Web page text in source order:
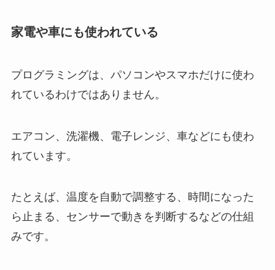
家電や車にも使われている
プログラミングは、パソコンやスマホだけに使わ
れているわけではありません。
エアコン、洗濯機、電子レンジ、車などにも使わ
れています。
たとえば、温度を自動で調整する、時間になった
ら止まる、センサーで動きを判断するなどの仕組
みです。